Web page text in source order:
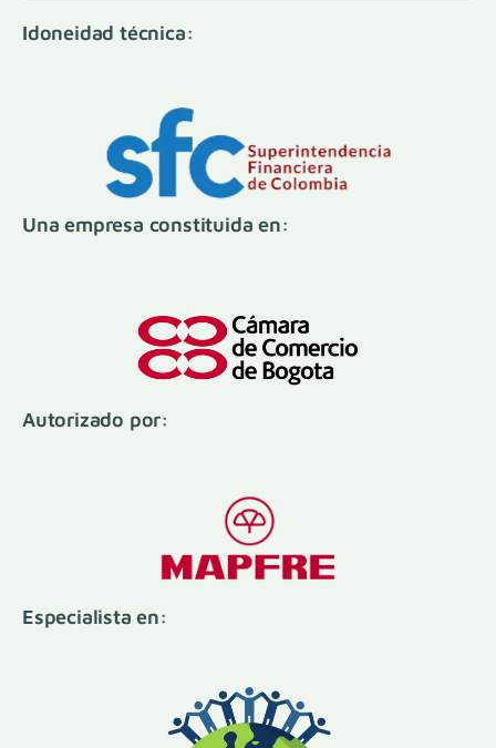
Idoneidad técnica:
Una empresa constituida en:
Autorizado por:
Especialista en: